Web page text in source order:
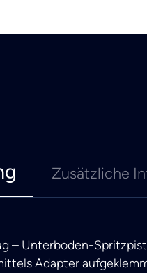
Zusätzliche
– Unterboden-
Adapter